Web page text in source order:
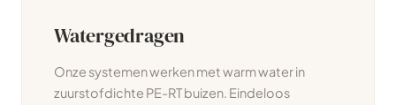
Watergedragen
Onze systemen werken met warm water in
zuurstofdichte PE-RT buizen. Eindeloos